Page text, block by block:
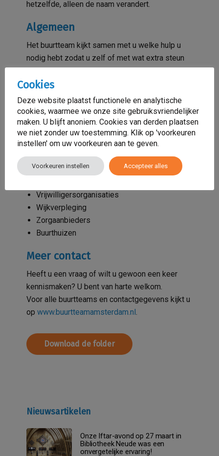
hetzelfde, alleen de naam verandert.
Algemeen
Het buurtteam kijkt samen met u welke hulp u
nodig hebt zodat u zelf of met wat extra steun
weer verder kunt. Daarom werkt een buurtteam
ook samen met veel andere organisaties in de
Bijvoorbeeld met:
Ouder- en Kindteams
Huisartsen
Geestelijke gezondheidszorg
Woningcorporaties
Vrijwilligersorganisaties
Wijkverpleging
Zorgaanbieders
Buurthuizen
Meer contact
Heeft u een vraag of wilt u gewoon een keer
kennismaken? U bent van harte welkom.
Voor alle buurtteams en contactgegevens kijkt u
op www.buurtteamamsterdam.nl.
Download de folder
Nieuwsartikelen
Onze Iftar-avond op 27 maart in
Bibliotheek Neude was een
onvergetelijke ervaring!
Cookies
Deze website plaatst functionele en analytische
cookies, waarmee we onze site gebruiksvriendelijker
maken. U blijft anoniem. Cookies van derden plaatsen
we niet zonder uw toestemming. Klik op 'voorkeuren
instellen' om uw voorkeuren aan te geven.
Voorkeuren instellen Accepteer alles